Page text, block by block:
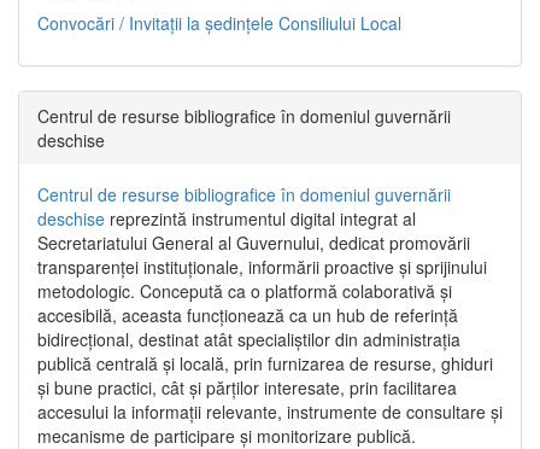
Convocări / Invitaţii la şedinţele Consiliului Local
Centrul de resurse bibliografice în domeniul guvernării
deschise
Centrul de resurse bibliografice în domeniul guvernării
deschise reprezintă instrumentul digital integrat al
Secretariatului General al Guvernului, dedicat promovării
transparenței instituționale, informării proactive și sprijinului
metodologic. Concepută ca o platformă colaborativă și
accesibilă, aceasta funcționează ca un hub de referință
bidirecțional, destinat atât specialiștilor din administrația
publică centrală și locală, prin furnizarea de resurse, ghiduri
și bune practici, cât și părților interesate, prin facilitarea
accesului la informații relevante, instrumente de consultare și
mecanisme de participare și monitorizare publică.